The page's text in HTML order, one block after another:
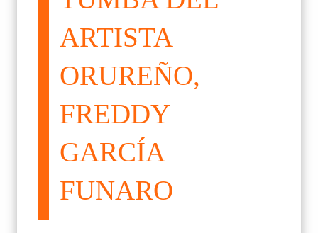
ARTISTA
ORUREÑO,
FREDDY
GARCÍA
FUNARO